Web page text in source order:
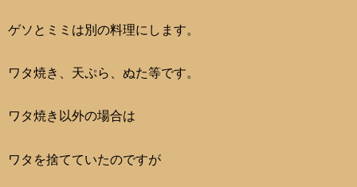
ゲソとミミは別の料理にします。
ワタ焼き、天ぷら、ぬた等です。
ワタ焼き以外の場合は
ワタを捨てていたのですが